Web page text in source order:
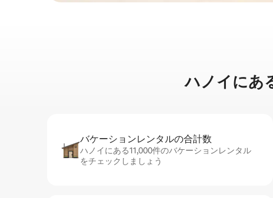
ハノイに⁠あ⁠
バケーションレ⁠ン⁠タ⁠ル⁠の合⁠計⁠数
ハノイにある11,000件のバケーションレンタル
をチェックしましょう